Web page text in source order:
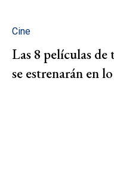
Cine
Las 8 películas de
se estrenarán en